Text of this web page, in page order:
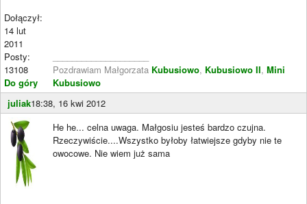
Dołączył:
14 lut
2011
Posty:
13108
Do góry
Pozdrawiam Małgorzata Kubusiowo, Kubusiowo II, Mini
Kubusiowo
juliak18:38, 16 kwi 2012
He he... celna uwaga. Małgosiu jesteś bardzo czujna.
Rzeczywiście....Wszystko byłoby łatwiejsze gdyby nie te
owocowe. Nie wiem już sama